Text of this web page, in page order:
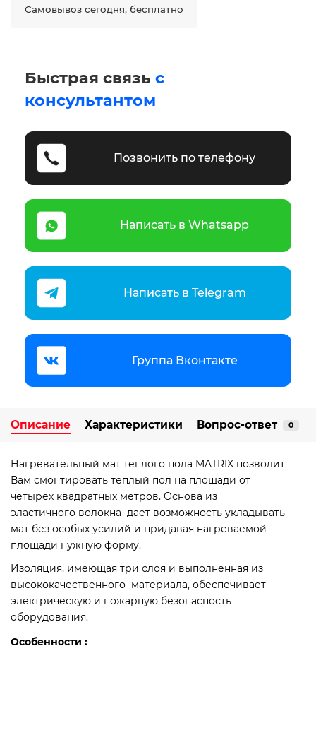
Самовывоз сегодня, бесплатно
Быстрая связь с
консультантом
Позвонить по телефону
Написать в Whatsapp
Написать в Telegram
Группа Вконтакте
Описание Характеристики Вопрос-ответ 0
Нагревательный мат теплого пола MATRIX позволит
Вам смонтировать теплый пол на площади от
четырех квадратных метров. Основа из
эластичного волокна дает возможность укладывать
мат без особых усилий и придавая нагреваемой
площади нужную форму.
Изоляция, имеющая три слоя и выполненная из
высококачественного материала, обеспечивает
электрическую и пожарную безопасность
оборудования.
Особенности :